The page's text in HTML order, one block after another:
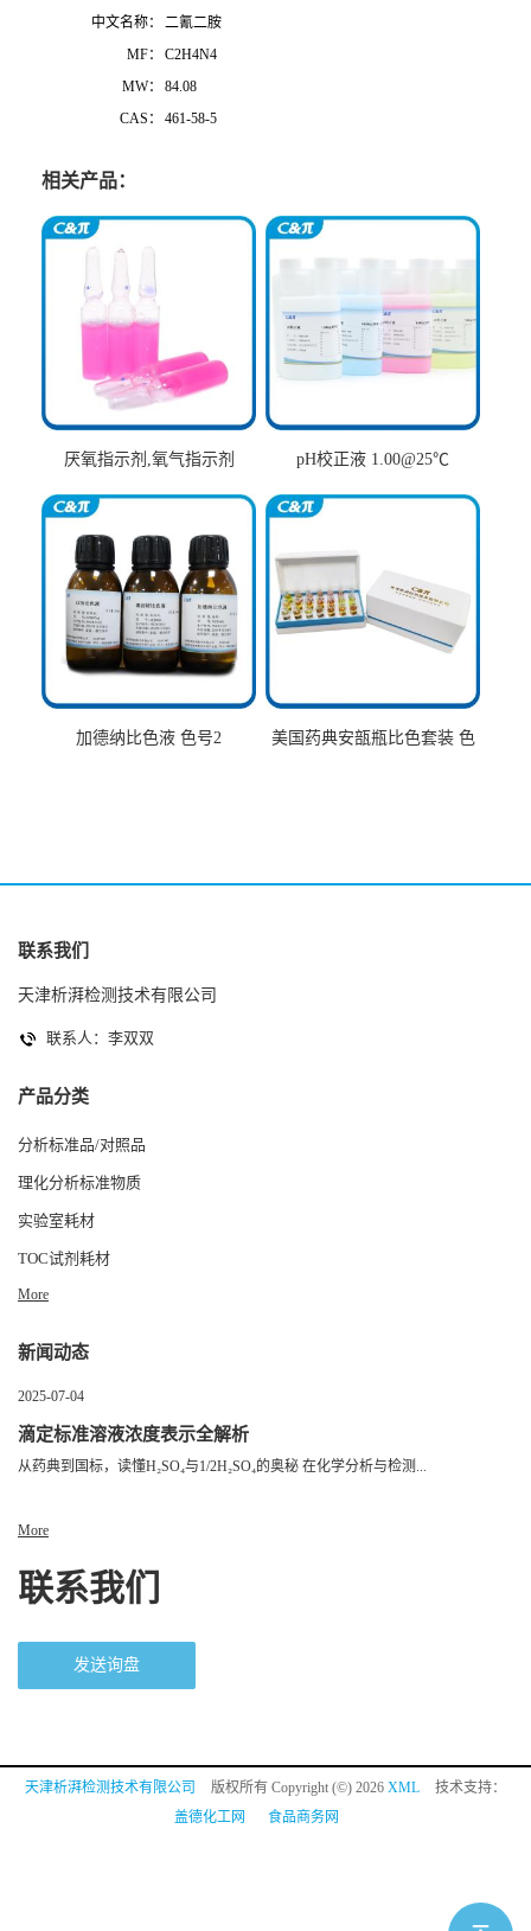
中文名称：
二氰二胺
MF：
C2H4N4
MW：
84.08
CAS：
461-58-5
相关产品：
厌氧指示剂,氧气指示剂 pH校正液 1.00@25℃
加德纳比色液 色号2
美国药典安瓿瓶比色套装 色
联系我们
天津析湃检测技术有限公司
联系人：李双双
产品分类
分析标准品/对照品
理化分析标准物质
实验室耗材
TOC试剂耗材
More
新闻动态
2025-07-04
滴定标准溶液浓度表示全解析
从药典到国标，读懂H₂SO₄与1/2H₂SO₄的奥秘 在化学分析与检测...
More
联系我们
发送询盘
天津析湃检测技术有限公司 版权所有 Copyright (©) 2026 XML
技术支持：
盖德化工网
食品商务网